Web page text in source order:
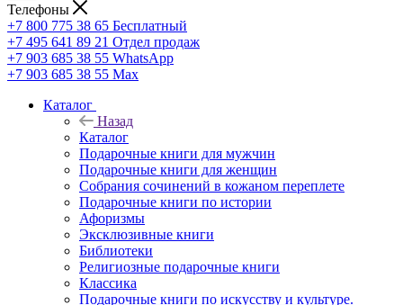
Телефоны
+7 800 775 38 65 Бесплатный
+7 495 641 89 21 Отдел продаж
+7 903 685 38 55 WhatsApp
+7 903 685 38 55 Max
Каталог
Назад
Каталог
Подарочные книги для мужчин
Подарочные книги для женщин
Собрания сочинений в кожаном переплете
Подарочные книги по истории
Афоризмы
Эксклюзивные книги
Библиотеки
Религиозные подарочные книги
Классика
Подарочные книги по искусству и культуре.